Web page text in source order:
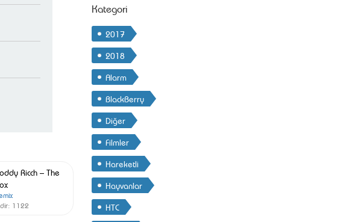
Ricch – The
1122
Kategori
2017
2018
Alarm
BlackBerry
Diğer
Filmler
Hareketli
Hayvanlar
HTC